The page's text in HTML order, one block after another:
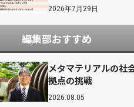
2026年7月29日
編集部おすすめ
メタマテリアルの
拠点の挑戦
2026.08.05